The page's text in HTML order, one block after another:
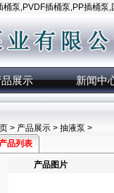
泵,PVDF插桶泵,PP插桶泵
展示 新闻中
> 产品展示 > 抽液泵 >
产品列表
产品图片